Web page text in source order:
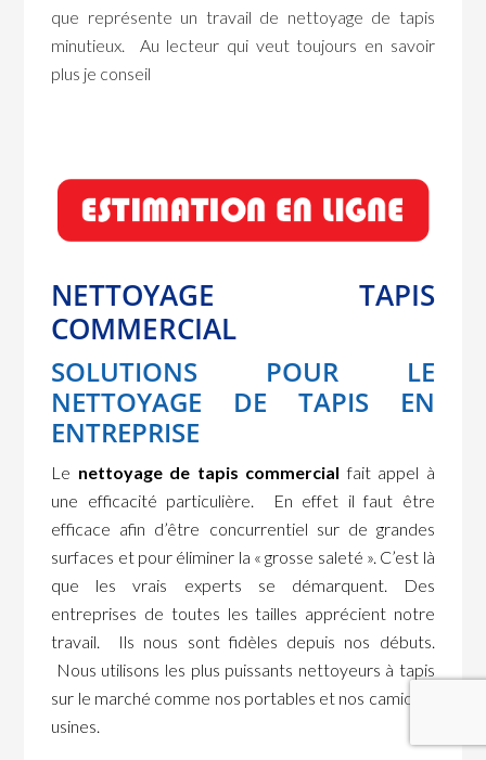
que représente un travail de nettoyage de tapis
minutieux. Au lecteur qui veut toujours en savoir
plus je conseil
NETTOYAGE TAPIS
COMMERCIAL
SOLUTIONS POUR LE
NETTOYAGE DE TAPIS EN
ENTREPRISE
Le nettoyage de tapis commercial fait appel à
une efficacité particulière. En effet il faut être
efficace afin d’être concurrentiel sur de grandes
surfaces et pour éliminer la « grosse saleté ». C’est là
que les vrais experts se démarquent. Des
entreprises de toutes les tailles apprécient notre
travail. Ils nous sont fidèles depuis nos débuts.
Nous utilisons les plus puissants nettoyeurs à tapis
sur le marché comme nos portables et nos camions-
usines.